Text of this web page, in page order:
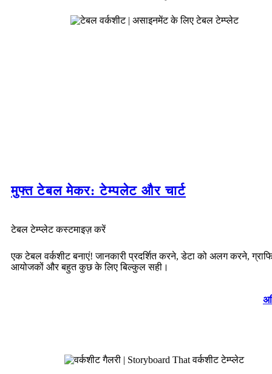
मुफ्त टेबल मेकर: टेम्पलेट और चार्ट
टेबल टेम्प्लेट कस्टमाइज़ करें
एक टेबल वर्कशीट बनाएं! जानकारी प्रदर्शित करने, डेटा को अलग करने,
आयोजकों और बहुत कुछ के लिए बिल्कुल सही।